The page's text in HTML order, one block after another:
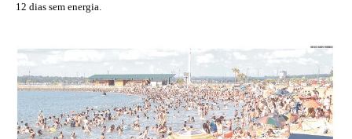
12 dias sem energia.